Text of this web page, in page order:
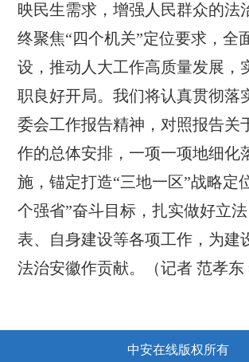
映民生需求，增强人民群众的法
终聚焦“四个机关”定位要求，全
设，推动人大工作高质量发展，
职良好开局。我们将认真贯彻落
委会工作报告精神，对照报告关
作的总体安排，一项一项地细化
施，锚定打造“三地一区”战略定
个强省”奋斗目标，扎实做好立
表、自身建设等各项工作，为建
法治安徽作贡献。（记者 范孝东
中安在线版权所有